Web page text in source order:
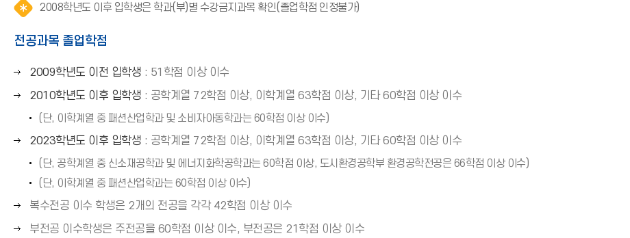
→
2008학년도 이후 입학생은 학과(부)별 수강금지과목 확인(졸업학점 인정불가)알
콘
전공과목 졸업학점
오
른
화
살
→
)
2009학년도 이전 입학생 : 51학점 이상 이수
오
화
살
→
)
2010학년도 이후 입학생 : 공학계열 72학점 이상, 이학계열 63학점 이상, 기타 60학점 이상 이수
(단, 이학계열 중 패션산업학과 및 소비자아동학과는 60학점 이상 이수)
오
살
표
2023학년도 이후 입학생 : 공학계열 72학점 이상, 이학계열 63학점 이상, 기타 60학점 이상 이수
(단, 공학계열 중 신소재공학과 및 에너지화학공학과는 60학점 이상, 도시환경공학부 환경공학전공은 66학점 이상 이수)
(단, 이학계열 중 패션산업학과는 60학점 이상 이수)
오
른
복수전공 이수 학생은 2개의 전공을 각각 42학점 이상 이수
오
부전공 이수학생은 주전공을 60학점 이상 이수, 부전공은 21학점 이상 이수